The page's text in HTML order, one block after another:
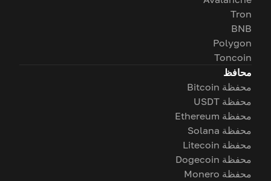
Tron
BNB
Polygon
Toncoin
محافظ
محفظة Bitcoin
محفظة USDT
محفظة Ethereum
محفظة Solana
محفظة Litecoin
محفظة Dogecoin
محفظة Monero